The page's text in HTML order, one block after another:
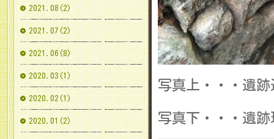
写真上・・・遺跡
写真下・・・遺跡
2021.08(2)
2021.07(2)
2021.06(8)
2020.03(1)
2020.02(1)
2020.01(2)